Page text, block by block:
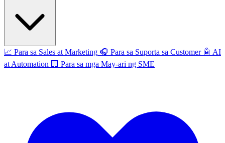
📈 Para sa Sales at Marketing 🎧 Para sa Suporta sa Customer 🤖 AI
at Automation 🏢 Para sa mga May-ari ng SME